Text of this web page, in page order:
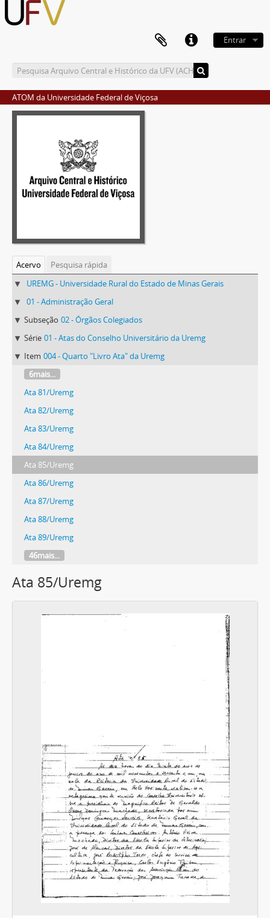
Entrar
ATOM da Universidade Federal de Viçosa
Acervo
Pesquisa rápida
UREMG - Universidade Rural do Estado de Minas Gerais
01 - Administração Geral
Subseção 02 - Órgãos Colegiados
Série 01 - Atas do Conselho Universitário da Uremg
Item 004 - Quarto "Livro Ata" da Uremg
6mais...
Ata 81/Uremg
Ata 82/Uremg
Ata 83/Uremg
Ata 84/Uremg
Ata 85/Uremg
Ata 86/Uremg
Ata 87/Uremg
Ata 88/Uremg
Ata 89/Uremg
46mais...
Ata 85/Uremg